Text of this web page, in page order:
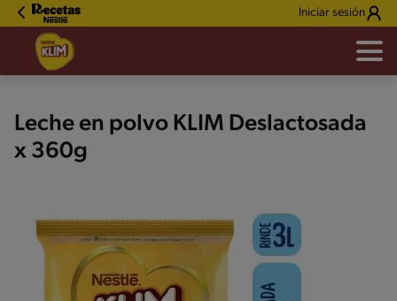
Iniciar sesión
Leche en polvo KLIM Deslactosada
x 360g